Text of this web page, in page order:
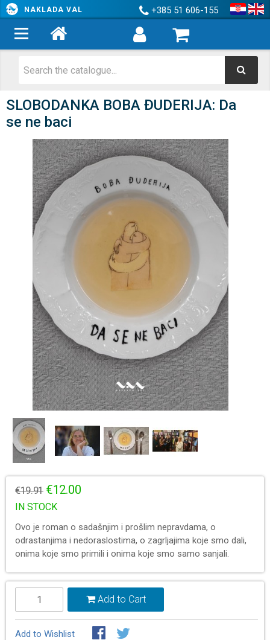
NAKLADA VAL +385 51 606-155
SLOBODANKA BOBA ĐUDERIJA: Da
se ne baci
€19.91 €12.00
IN STOCK
Ovo je roman o sadašnjim i prošlim nepravdama, o
odrastanjima i nedoraslostima, o zagrljajima koje smo dali,
onima koje smo primili i onima koje smo samo sanjali.
Add to Cart
Add to Wishlist